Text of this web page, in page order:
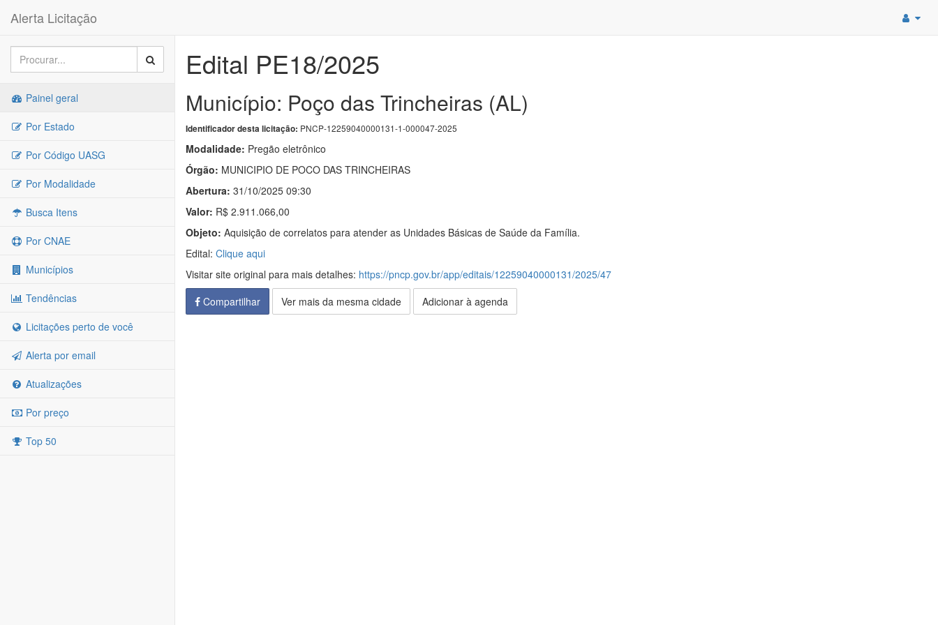
Alerta Licitação
Painel geral
Por Estado
Por Código UASG
Por Modalidade
Busca Itens
Por CNAE
Municípios
Tendências
Licitações perto de você
Alerta por email
Atualizações
Por preço
Top 50
Edital PE18/2025
Município: Poço das Trincheiras (AL)
Identificador desta licitação: PNCP-12259040000131-1-000047-2025
Modalidade: Pregão eletrônico
Órgão: MUNICIPIO DE POCO DAS TRINCHEIRAS
Abertura: 31/10/2025 09:30
Valor: R$ 2.911.066,00
Objeto: Aquisição de correlatos para atender as Unidades Básicas de Saúde da Família.
Edital: Clique aqui
Visitar site original para mais detalhes: https://pncp.gov.br/app/editais/12259040000131/2025/47
Compartilhar
Ver mais da mesma cidade Adicionar à agenda